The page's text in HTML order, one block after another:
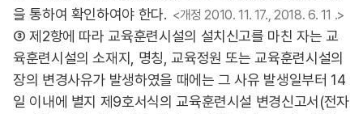
을 통하여 확인하여야 한다. <개정 2010. 11. 17., 2018. 6. 11 .>
③ 제2항에 따라 교육훈련시설의 설치신고를 마친 자는 교
육훈련시설의 소재지, 명칭, 교육정원 또는 교육훈련시설의
장의 변경사유가 발생하였을 때에는 그 사유 발생일부터 14
일 이내에 별지 제9호서식의 교육훈련시설 변경신고서(전자